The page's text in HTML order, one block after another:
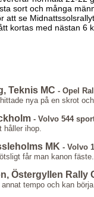
sort och många
att se
kortas med nästan 6
Teknis MC - Opel
nya på en skrot
- Volvo 544
håller ihop.
MK - Volvo
får man kanon
Östergyllen Rally
tempo och kan